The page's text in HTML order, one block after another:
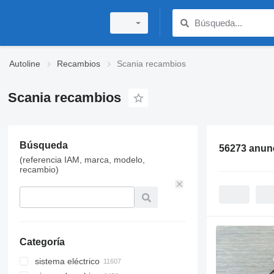
Autoline Recambios Scania recambios
Scania recambios
Búsqueda
(referencia IAM, marca, modelo,
recambio)
Categoría
sistema eléctrico
56273